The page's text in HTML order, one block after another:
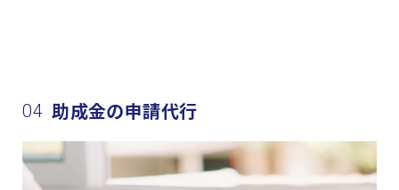
04 助成金の申請代行